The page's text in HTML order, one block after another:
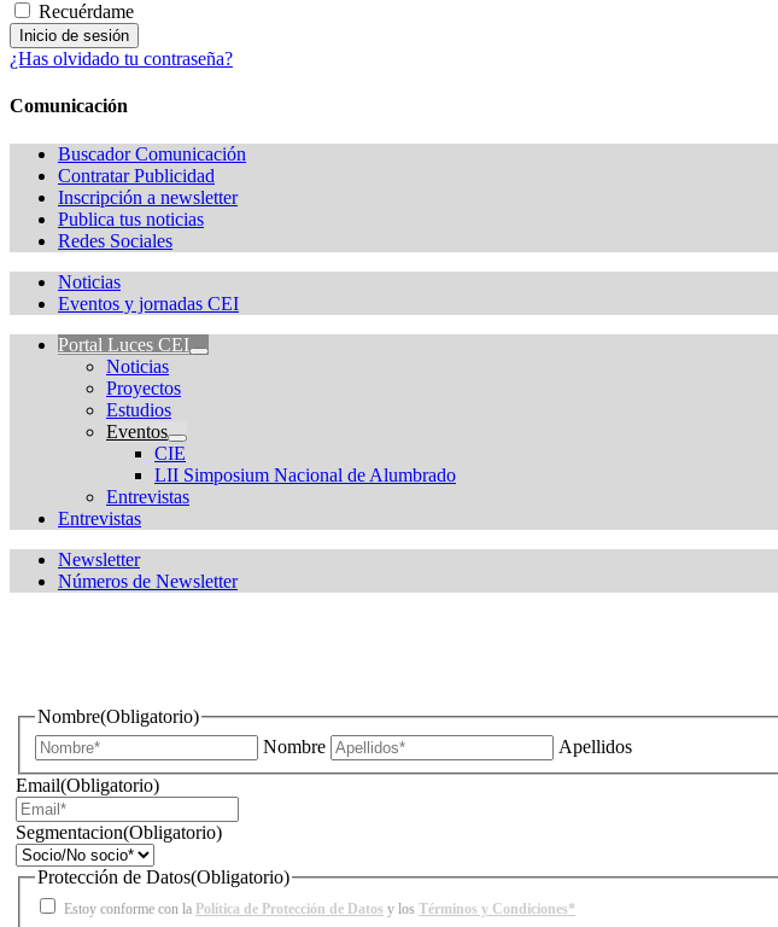
Recuérdame
¿Has olvidado tu contraseña?
Comunicación
Buscador Comunicación
Contratar Publicidad
Inscripción a newsletter
Publica tus noticias
Redes Sociales
Noticias
Eventos y jornadas CEI
Portal Luces CEI
Noticias
Proyectos
Estudios
Eventos
CIE
LII Simposium Nacional de Alumbrado
Entrevistas
Entrevistas
Newsletter
Números de Newsletter
Nombre(Obligatorio)
Nombre
Apellidos
Email(Obligatorio)
Segmentacion(Obligatorio)
Protección de Datos(Obligatorio)
Estoy conforme con la Política de Protección de Datos y los Términos y Condiciones*